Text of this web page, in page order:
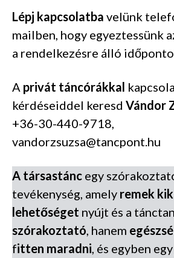
Lépj kapcsolatba velünk
mailben, hogy egyeztessünk
a rendelkezésre álló
A privát táncórákkal
kérdéseiddel keresd Vándor
+36-30-440-9718,
vandorzsuzsa@tancpont.hu
A társastánc egy
tevékenység, amely remek
lehetőséget nyújt és a
szórakoztató , hanem
fitten maradni , és egyben egy